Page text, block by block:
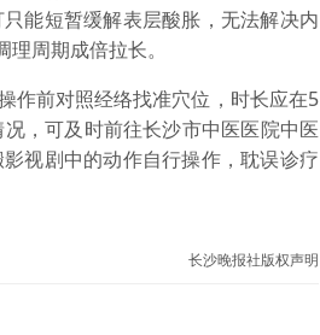
能短暂缓解表层酸胀，无法解决内
周期成倍拉长。
前对照经络找准穴位，时长应在5
，可及时前往长沙市中医医院中医
视剧中的动作自行操作，耽误诊疗
长沙晚报社版权声明